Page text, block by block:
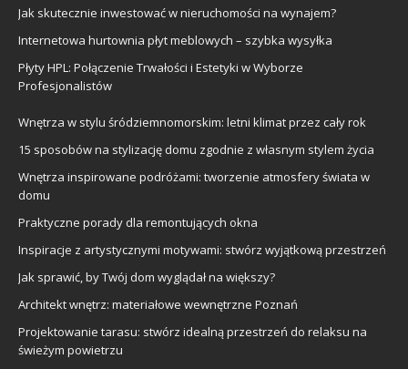
Jak skutecznie inwestować w nieruchomości na wynajem?
Internetowa hurtownia płyt meblowych – szybka wysyłka
Płyty HPL: Połączenie Trwałości i Estetyki w Wyborze
Profesjonalistów
Wnętrza w stylu śródziemnomorskim: letni klimat przez cały rok
15 sposobów na stylizację domu zgodnie z własnym stylem życia
Wnętrza inspirowane podróżami: tworzenie atmosfery świata w
domu
Praktyczne porady dla remontujących okna
Inspiracje z artystycznymi motywami: stwórz wyjątkową przestrzeń
Jak sprawić, by Twój dom wyglądał na większy?
Architekt wnętrz: materiałowe wewnętrzne Poznań
Projektowanie tarasu: stwórz idealną przestrzeń do relaksu na
świeżym powietrzu